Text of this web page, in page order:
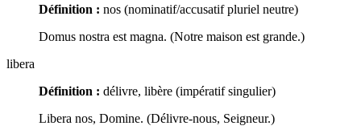
Définition : nos (nominatif/accusatif pluriel neutre)
Domus nostra est magna. (Notre maison est grande.)
libera
Définition : délivre, libère (impératif singulier)
Libera nos, Domine. (Délivre-nous, Seigneur.)